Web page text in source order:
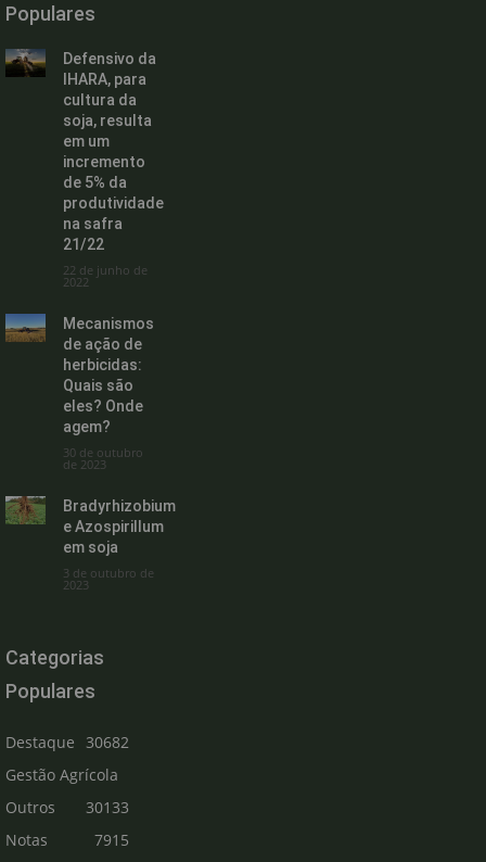
Populares
Defensivo da
IHARA, para
cultura da
soja, resulta
em um
incremento
de 5% da
produtividade
na safra
21/22
22 de junho de
2022
Mecanismos
de ação de
herbicidas:
Quais são
eles? Onde
agem?
30 de outubro
de 2023
Bradyrhizobium
e Azospirillum
em soja
3 de outubro de
2023
Categorias
Populares
Destaque
30682
Gestão Agrícola
30133
Outros
7915
Notas